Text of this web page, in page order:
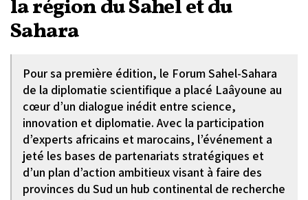
la région du Sahel et du
Sahara
Pour sa première édition, le Forum Sahel-Sahara
de la diplomatie scientifique a placé Laâyoune au
cœur d’un dialogue inédit entre science,
innovation et diplomatie. Avec la participation
d’experts africains et marocains, l’événement a
jeté les bases de partenariats stratégiques et
d’un plan d’action ambitieux visant à faire des
provinces du Sud un hub continental de recherche